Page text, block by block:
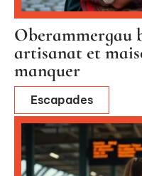
Oberammergau
artisanat et
manquer
Escapades